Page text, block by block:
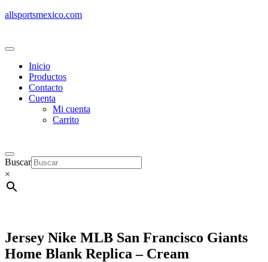
allsportsmexico.com
Inicio
Productos
Contacto
Cuenta
Mi cuenta
Carrito
Buscar
×
Jersey Nike MLB San Francisco Giants
Home Blank Replica – Cream